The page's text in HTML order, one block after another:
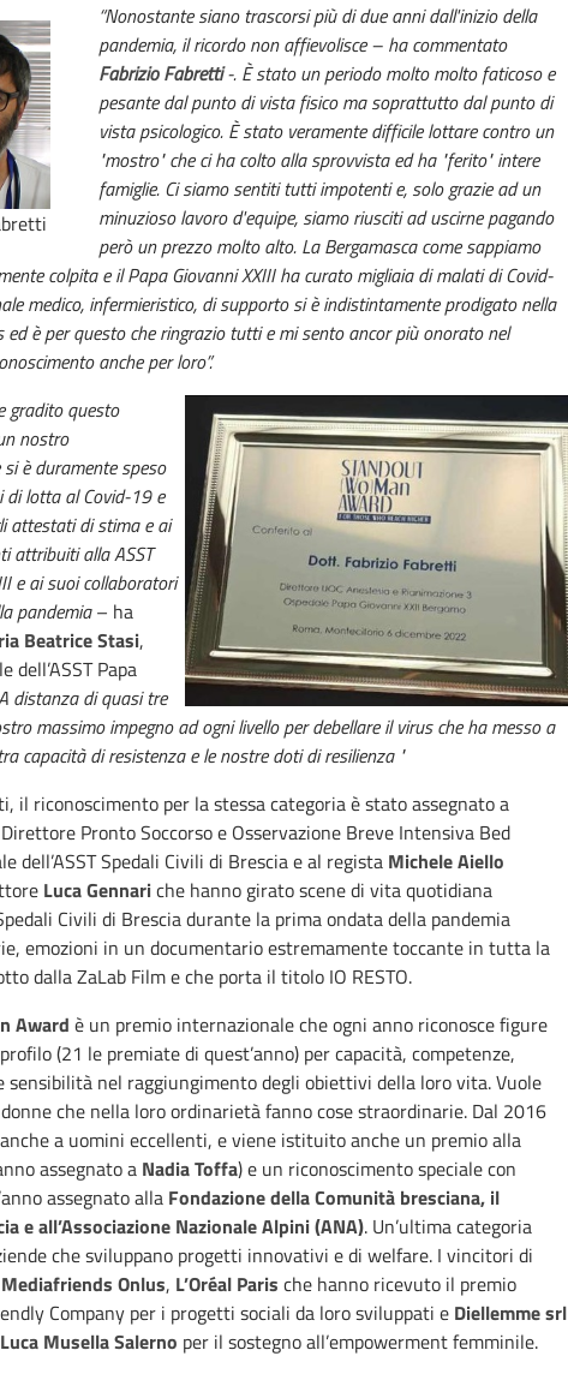
“Nonostante siano trascorsi più di due anni dall'inizio della
pandemia, il ricordo non affievolisce – ha commentato
Fabrizio Fabretti-. È stato un periodo molto molto faticoso e
pesante dal punto di vista fisico ma soprattutto dal punto di
vista psicologico. È stato veramente difficile lottare contro un
"mostro" che ci ha colto alla sprovvista ed ha "ferito" intere
famiglie. Ci siamo sentiti tutti impotenti e, solo grazie ad un
minuzioso lavoro d'equipe, siamo riusciti ad uscirne pagando
però un prezzo molto alto. La Bergamasca come sappiamo
colpita e il Papa Giovanni XXIII ha curato migliaia di malati di Covid-
medico, infermieristico, di supporto si è indistintamente prodigato nella
è per questo che ringrazio tutti e mi sento ancor più onorato nel
anche per loro”.
gradito questo
nostro
è duramente speso
lotta al Covid-19 e
attestati di stima e ai
attribuiti alla ASST
e ai suoi collaboratori
pandemia– ha
Beatrice Stasi,
dell’ASST Papa
distanza di quasi tre
massimo impegno ad ogni livello per debellare il virus che ha messo a
capacità di resistenza e le nostre doti di resilienza "
il riconoscimento per la stessa categoria è stato assegnato a
Direttore Pronto Soccorso e Osservazione Breve Intensiva Bed
dell’ASST Spedali Civili di Brescia e al regista Michele Aiello
Luca Gennariche hanno girato scene di vita quotidiana
Civili di Brescia durante la prima ondata della pandemia
emozioni in un documentario estremamente toccante in tutta la
dalla ZaLab Film e che porta il titolo IO RESTO.
Award è un premio internazionale che ogni anno riconosce figure
(21 le premiate di quest’anno) per capacità, competenze,
sensibilità nel raggiungimento degli obiettivi della loro vita. Vuole
che nella loro ordinarietà fanno cose straordinarie. Dal 2016
a uomini eccellenti, e viene istituito anche un premio alla
assegnato a Nadia Toffa) e un riconoscimento speciale con
assegnato alla Fondazione della Comunità bresciana, il
e all’Associazione Nazionale Alpini (ANA). Un’ultima categoria
che sviluppano progetti innovativi e di welfare. I vincitori di
Mediafriends Onlus, L’Oréal Paris che hanno ricevuto il premio
Company per i progetti sociali da loro sviluppati e Diellemme srl
Musella Salerno per il sostegno all’empowerment femminile.